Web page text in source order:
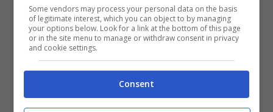
L’avvocato del professionista, così come il
suo assistito, ha prima respinto tutte le
accuse poi ha dichiarato che le accuse che
ha continuato a ricevere sono state delle
scelte puramente processuali perché
Some vendors may process your personal data on the basis
of legitimate interest, which you can object to by managing
your options below. Look for a link at the bottom of this page
or in the site menu to manage or withdraw consent in privacy
and cookie settings.
Consent